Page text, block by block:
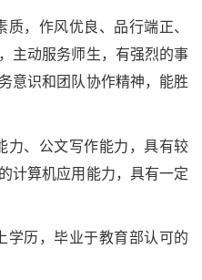
，作风优良、品行端正、
主动服务师生，有强烈的事
意识和团队协作精神，能胜
力、公文写作能力，具有较
计算机应用能力，具有一定
学历，毕业于教育部认可的